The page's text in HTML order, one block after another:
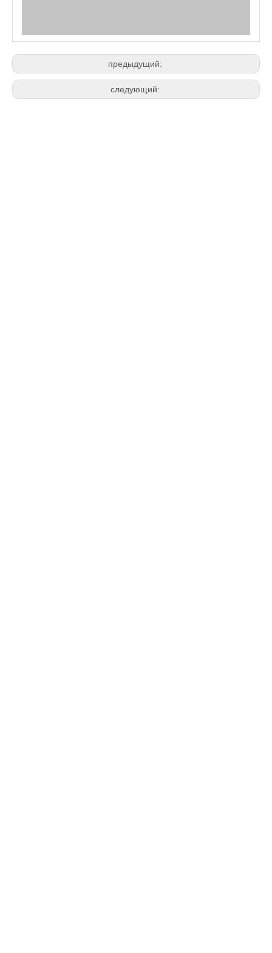
предыдущий:
следующий: